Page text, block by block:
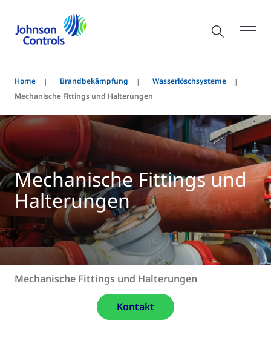
Home Brandbekämpfung
Wasserlöschsysteme
Mechanische Fittings und Halterungen
Mechanische Fittings und
Halterungen
Mechanische Fittings und Halterungen
Kontakt